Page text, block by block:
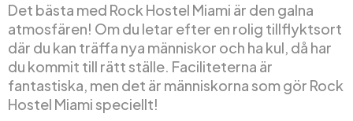
Det bästa med Rock Hostel Miami är den galna
atmosfären! Om du letar efter en rolig tillflyktsort
där du kan träffa nya människor och ha kul, då har
du kommit till rätt ställe. Faciliteterna är
fantastiska, men det är människorna som gör Rock
Hostel Miami speciellt!